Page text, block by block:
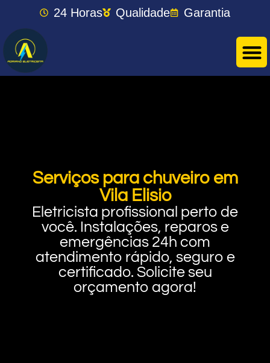
24 Horas Qualidade Garantia
Serviços para chuveiro em
Vila Elisio
Eletricista profissional perto de
você. Instalações, reparos e
emergências 24h com
atendimento rápido, seguro e
certificado. Solicite seu
orçamento agora!